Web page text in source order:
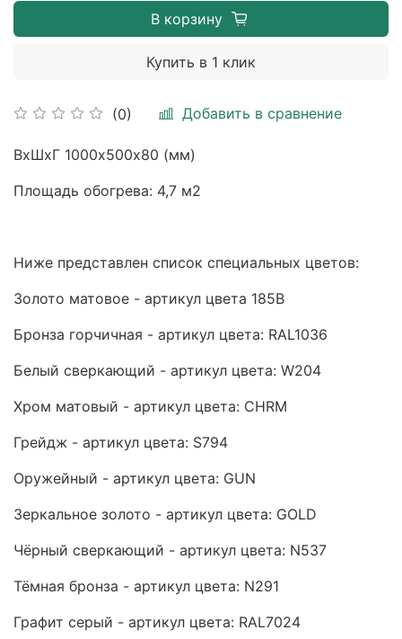
(0) Добавить в сравнение
В корзину
Купить в 1 клик
ВхШхГ 1000х500х80 (мм)
Площадь обогрева: 4,7 м2
Ниже представлен список специальных цветов:
Золото матовое - артикул цвета 185B
Бронза горчичная - артикул цвета: RAL1036
Белый сверкающий - артикул цвета: W204
Хром матовый - артикул цвета: CHRM
Грейдж - артикул цвета: S794
Оружейный - артикул цвета: GUN
Зеркальное золото - артикул цвета: GOLD
Чёрный сверкающий - артикул цвета: N537
Тёмная бронза - артикул цвета: N291
Графит серый - артикул цвета: RAL7024